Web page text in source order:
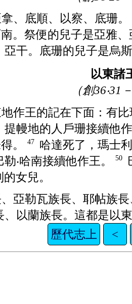
、 底順、 以察、 底珊。
。 祭便的兒子是亞雅、
亞干。 底珊的兒子是烏斯
以東諸
（創36‧31
地作王的記在下面：有
提幔地的人 戶珊接續他
。 47 哈達死了， 瑪士
勒‧哈南接續他作王。 50
的女兒。
亞勒瓦族長、 耶帖族長
以蘭族長。這都是 以東
歷代志上
<